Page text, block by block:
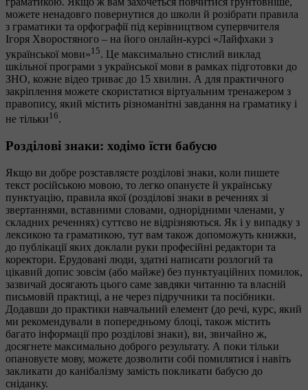
можете ненадовго повернутися до школи й розібрати правила
з граматики та орфографії під керівництвом супервчителя
Ігоря Хворостяного – на його онлайн-курсі «Лайфхаки з
української мови»15. Це максимально стислий виклад
шкільної програми з української мови в рамках підготовки до
ЗНО, кожне відео триває до 15 хвилин. А для практичного
закріплення можете скористатися віртуальним тренажером з
правопису, який містить різноманітні завдання на граматику і
не тільки16.
Розділові знаки: ходімо їсти бабусю
Якщо ви добре розставляєте розділові знаки, коли пишете
текст російською мовою, то легко опануєте й українську
пунктуацію, правила якої (розділові знаки в реченнях зі
звертаннями, вставними словами, однорідними членами, у
складних реченнях) суттєво не відрізняються. Як і у випадку з
лексикою та граматикою, тут вам також допоможуть книжки,
до публікації яких доклали руки професійні редактори та
коректори. Ерудовані люди, здатні написати розлогий та
цікавий допис зовсім (або майже) без пунктуаційних помилок,
зазвичай досягають цього саме завдяки читанню та власній
письмовій практиці, а не через підручники та посібники.
Додавши до практики навчальний елемент (до речі, курс, який
ми рекомендували в попередньому блоці, також містить
багато інформації про розділові знаки), ви, звичайно ж,
досягнете максимально доброго результату. А поки тільки
опановуєте мову, можете дозволити собі помилятися і навіть
закликати до канібалізму замість покликати бабусю до
сніданку.